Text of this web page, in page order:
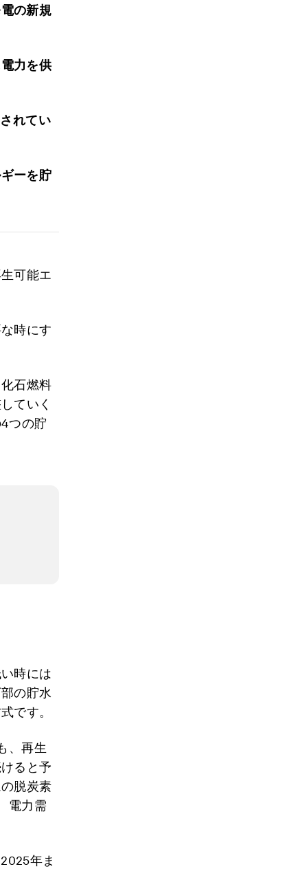
の新規
力を供
れてい
ーを貯
可能エ
時にす
石燃料
ていく
つの貯
時には
の貯水
です。
、再生
ると予
脱炭素
電力需
年ま